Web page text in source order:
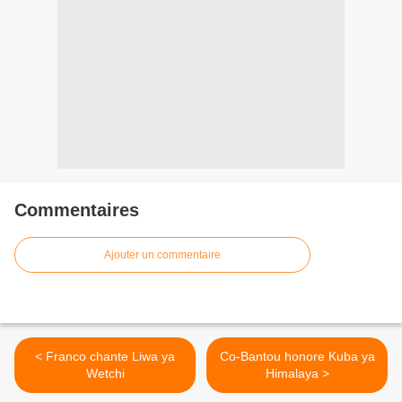
Commentaires
Ajouter un commentaire
< Franco chante Liwa ya
Wetchi
Co-Bantou honore Kuba ya
Himalaya >